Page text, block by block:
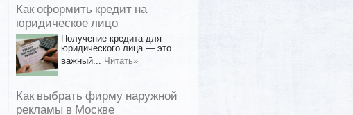
Как оформить кредит на
юридическое лицо
Получение кредита для
юридического лица — это
важный... Читать»
Как выбрать фирму наружной
рекламы в Москве